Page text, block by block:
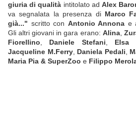
giuria di qualità intitolato adAlex
va segnalata la presenza di Marco
già..." scritto con Antonio Annona e
Gli altri giovani in gara erano: Alina,
Fiorellino
Daniele Stefani Elsa
Jacqueline M.Ferry, Daniela Pedali
Maria Pia & SuperZoo e Filippo